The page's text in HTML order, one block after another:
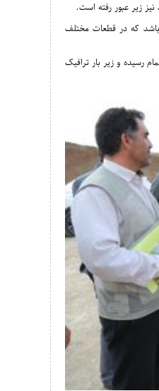
شرقی افزود: پیشرفت فیزیکی این پروژه حدود 49 درصد می‌باشد که در قطعات مختلف
رسیده و زیر بار ترافیک